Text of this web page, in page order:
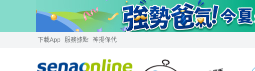
下載App 服務據點 神揚保代